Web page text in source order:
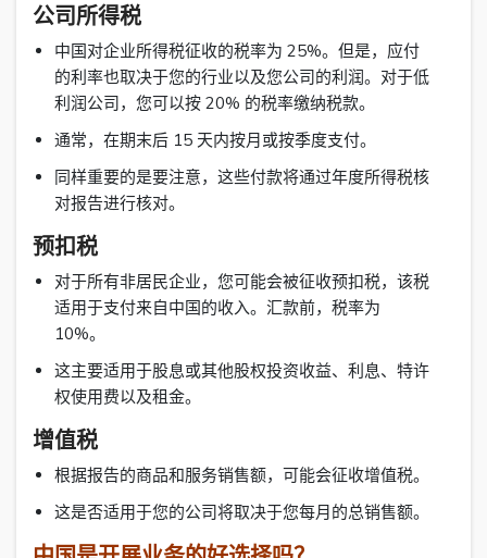
公司所得税
中国对企业所得税征收的税率为 25%。但是，应付
的利率也取决于您的行业以及您公司的利润。对于低
利润公司，您可以按 20% 的税率缴纳税款。
通常，在期末后 15 天内按月或按季度支付。
同样重要的是要注意，这些付款将通过年度所得税核
对报告进行核对。
预扣税
对于所有非居民企业，您可能会被征收预扣税，该税
适用于支付来自中国的收入。汇款前，税率为
10%。
这主要适用于股息或其他股权投资收益、利息、特许
权使用费以及租金。
增值税
根据报告的商品和服务销售额，可能会征收增值税。
这是否适用于您的公司将取决于您每月的总销售额。